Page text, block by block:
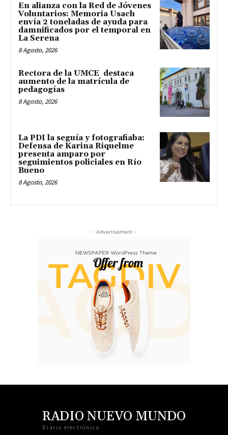
En alianza con la Red de Jóvenes
Voluntarios: Memoria Usach
envía 2 toneladas de ayuda para
damnificados por el temporal en
La Serena
8 Agosto, 2026
Rectora de la UMCE destaca
aumento de la matrícula de
pedagogías
8 Agosto, 2026
La PDI la seguía y fotografiaba:
Defensa de Karina Riquelme
presenta amparo por
seguimientos policiales en Río
Bueno
8 Agosto, 2026
- Advertisement -
RADIO NUEVO MUNDO
Diario electrónico